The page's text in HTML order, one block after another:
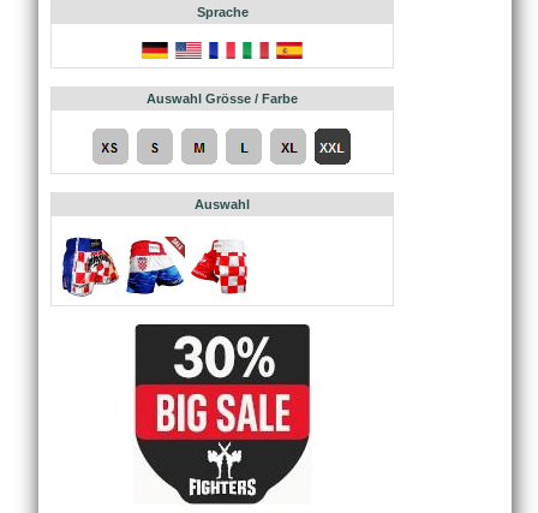
Sprache
Auswahl Grösse / Farbe
Auswahl